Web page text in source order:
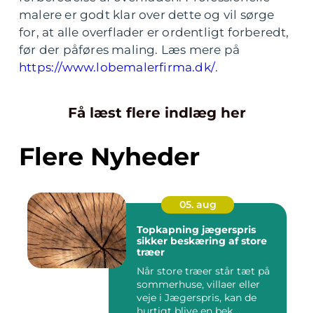
malere er godt klar over dette og vil sørge
for, at alle overflader er ordentligt forberedt,
før der påføres maling. Læs mere på
https://www.lobemalerfirma.dk/.
Få læst flere indlæg her
Flere Nyheder
05. aug
Topkapning jægerspris
sikker beskæring af store
træer
Når store træer står tæt på
sommerhuse, villaer eller
veje i Jægerspris, kan de